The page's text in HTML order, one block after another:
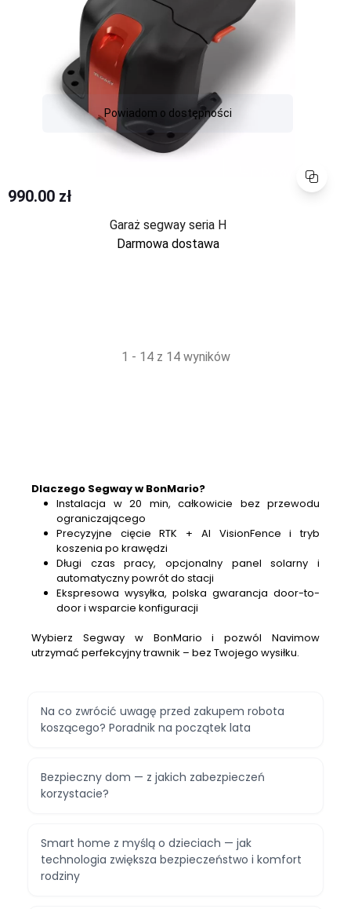
Porównaj
Powiadom o dostępności
990.00 zł
Garaż segway seria H
Darmowa dostawa
1 - 14 z 14 wyników
Dlaczego Segway w BonMario?
Instalacja w 20 min, całkowicie bez przewodu
ograniczającego
Precyzyjne cięcie RTK + AI VisionFence i tryb
koszenia po krawędzi
Długi czas pracy, opcjonalny panel solarny i
automatyczny powrót do stacji
Ekspresowa wysyłka, polska gwarancja door-to-
door i wsparcie konfiguracji
Wybierz Segway w BonMario i pozwól Navimow
utrzymać perfekcyjny trawnik – bez Twojego wysiłku.
Na co zwrócić uwagę przed zakupem robota
koszącego? Poradnik na początek lata
Bezpieczny dom — z jakich zabezpieczeń
korzystacie?
Smart home z myślą o dzieciach — jak
technologia zwiększa bezpieczeństwo i komfort
rodziny